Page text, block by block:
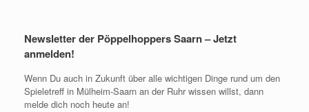
Newsletter der Pöppelhoppers Saarn – Jetzt
anmelden!
Wenn Du auch in Zukunft über alle wichtigen Dinge rund um den
Spieletreff in Mülheim-Saarn an der Ruhr wissen willst, dann
melde dich noch heute an!